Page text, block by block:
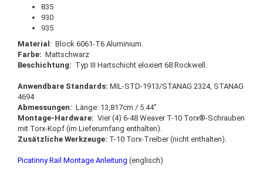
835
930
935
Material : Block 6061-T6 Aluminium.
Farbe: Mattschwarz
Beschichtung: Typ III Hartschicht eloxiert 68 Rockwell.
Anwendbare Standards: MIL-STD-1913/STANAG 2324, STANAG
4694
Abmessungen: Länge: 13,817cm / 5.44″
Montage-Hardware: Vier (4) 6-48 Weaver T-10 Torx®-Schrauben
mit Torx-Kopf (im Lieferumfang enthalten).
Zusätzliche Werkzeuge: T-10 Torx-Treiber (nicht enthalten).
Picatinny Rail Montage Anleitung (englisch)